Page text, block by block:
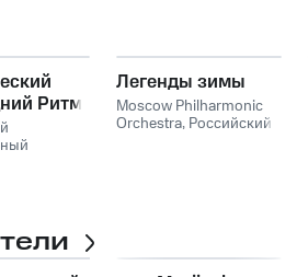
Ритм
Легенды зимы
Moscow Philharmonic
Orchestra, Российский